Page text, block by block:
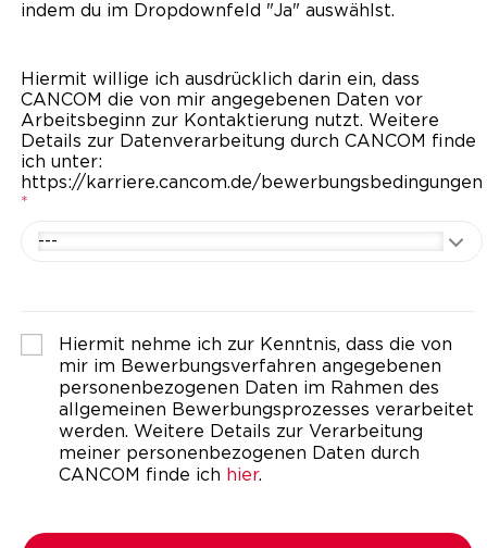
indem du im Dropdownfeld "Ja" auswählst.
Hiermit willige ich ausdrücklich darin ein, dass
CANCOM die von mir angegebenen Daten vor
Arbeitsbeginn zur Kontaktierung nutzt. Weitere
Details zur Datenverarbeitung durch CANCOM finde
ich unter:
https://karriere.cancom.de/bewerbungsbedingungen
*
---
Hiermit nehme ich zur Kenntnis, dass die von
mir im Bewerbungsverfahren angegebenen
personenbezogenen Daten im Rahmen des
allgemeinen Bewerbungsprozesses verarbeitet
werden. Weitere Details zur Verarbeitung
meiner personenbezogenen Daten durch
CANCOM finde ich hier.